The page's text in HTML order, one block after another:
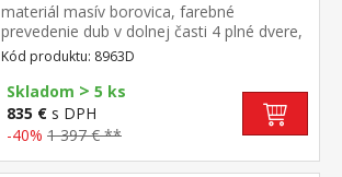
materiál masív borovica, farebné
prevedenie dub v dolnej časti 4 plné dvere,
4 zásuvky s kovovými pojazdmi v hornej
časti 2 presklené a 2 plné dvere
Kód produktu: 8963D
Skladom > 5 ks
835 € s DPH
-40% 1 397 € **